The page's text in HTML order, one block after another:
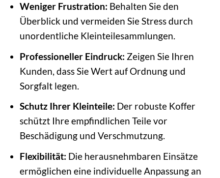
Weniger Frustration: Behalten Sie den
Überblick und vermeiden Sie Stress durch
unordentliche Kleinteilesammlungen.
Professioneller Eindruck: Zeigen Sie Ihren
Kunden, dass Sie Wert auf Ordnung und
Sorgfalt legen.
Schutz Ihrer Kleinteile: Der robuste Koffer
schützt Ihre empfindlichen Teile vor
Beschädigung und Verschmutzung.
Flexibilität: Die herausnehmbaren Einsätze
ermöglichen eine individuelle Anpassung an